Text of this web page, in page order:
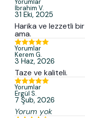
Yorumlar
İbrahim V.
31 Eki, 2025
Harika ve lezzetli
ama.
Yorumlar
Kerem G.
3 Haz, 2026
Taze ve kaliteli.
Yorumlar
Ergül S.
7 Şub, 2026
Yorum yok